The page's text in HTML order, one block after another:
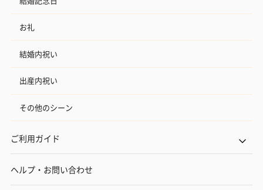
お礼
結婚内祝い
出産内祝い
その他のシーン
ご利用ガイド
ヘルプ・お問い合わせ